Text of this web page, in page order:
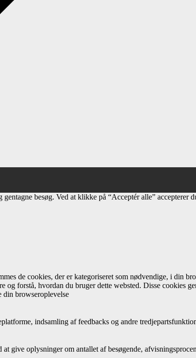
besøg. Ved at klikke på “Acceptér alle” accepterer
de cookies, der er kategoriseret som nødvendige, i din
forstå, hvordan du bruger dette websted. Disse cookies
din browseroplevelse
indsamling af feedbacks og andre
give oplysninger om antallet af besøgende,